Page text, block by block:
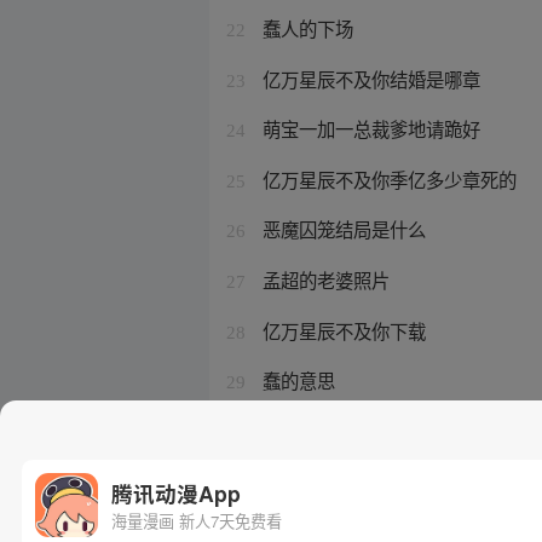
22 蠢人的下场
23 亿万星辰不及你结婚是哪章
24 萌宝一加一总裁爹地请跪好
25 亿万星辰不及你季亿多少章死的
26 恶魔囚笼结局是什么
27 孟超的老婆照片
28 亿万星辰不及你下载
29 蠢的意思
腾讯动漫App
海量漫画 新人7天免费看